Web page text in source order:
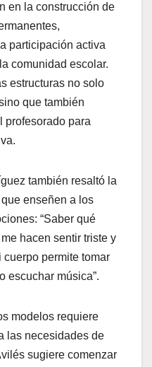
en la construcción de
participación activa
comunidad escolar.
estructuras no solo
que también
profesorado para
también resaltó la
enseñen a los
“Saber qué
hacen sentir triste y
permite tomar
escuchar música”.
modelos requiere
las necesidades de
sugiere comenzar